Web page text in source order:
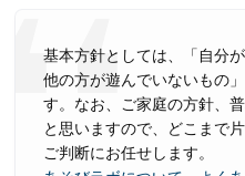
基本方針としては、「自分
他の方が遊んでいないもの
す。なお、ご家庭の方針、
と思いますので、どこまで
ご判断にお任せします。